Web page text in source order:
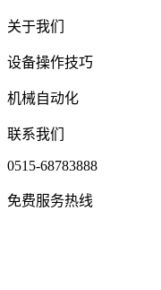
关于我们
设备操作技巧
机械自动化
联系我们
0515-68783888
免费服务热线